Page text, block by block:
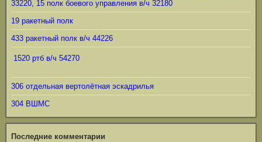
33220, 15 полк боевого управления в/ч 32180
19 ракетный полк
433 ракетный полк в/ч 44226
1520 ртб в/ч 54270
306 отдельная вертолётная эскадрилья
304 ВШМС
Последние комментарии